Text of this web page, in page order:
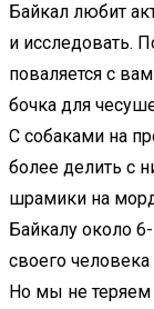
Байкал любит
и исследовать.
поваляется с
бочка для
С собаками на
более делить с
шрамики на
Байкалу около
своего человека
Но мы не теряем